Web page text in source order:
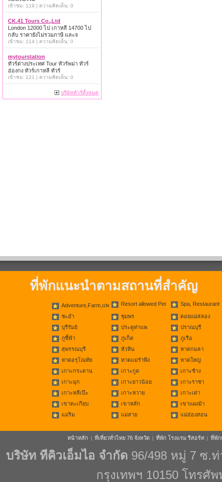
เข้าชม: 119 | ความคิดเห็น: 0
CK.41 Tours Co.,Ltd
London 12000 ไป เกาหลี 14700 ไป
กลับ ราคายังไม่รวมภาษี และจ
เข้าชม: 114 | ความคิดเห็น: 0
mytourstation
ทัวร์ต่างประเทศ Tour ทัวร์พม่า ทัวร์
ฮ่องกง ทัวร์เกาหลี ทัวร์
เข้าชม: 121 | ความคิดเห็น: 0
บริษัททัวร์ทั้งหมด
ที่พักแนะนำตามสถานที่สำคัญ
Adventure,Farm,แพ Resort allowed Pet Spa, Restaurant
ชะอำ ชุมพร
ดอยแม่สลอง
บุรีรัมย์
ประตูท่าแพ
ปราณบุรี
ภูชี้ฟ้า
ภูเก็ต
ภูเรือ
สุพรรณบุรี
หัวหิน
หาดกมลา
หาดอรุโณทัย
หาดแม่รำพึง
หาดใหญ่
เกาะกระดาน
เกาะกูด
เกาะช้าง
เกาะมุก
เกาะยาวน้อย
เกาะราชา
เกาะหลีเป๊ะ
เกาะหวาย
เกาะเต่า
เขาตะเกียบ
เขาหลัก
เขาแผงม้า
แม่ริม
แม่สาย แม่ฮ่องสอน
หน้าหลัก | ที่เที่ยวทั่วไทย 76 จังหวัด | ที่พัก โรงแรม รีสอร์ท | ที่พัก
บริษัท ทีคิวเอ็มไอ จำกัด 96/498 หมู่ 7 ซ.
กรุงเทพฯ 10150 โทรศั